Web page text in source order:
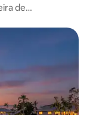
de